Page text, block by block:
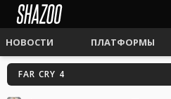
НОВОСТИ ПЛАТФОРМЫ
FAR CRY 4